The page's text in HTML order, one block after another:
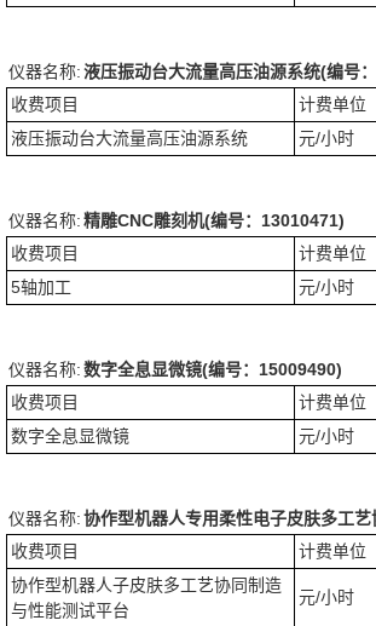
仪器名称:液压振动台大流量高压油源系统(编号
收费项目
计费单位
液压振动台大流量高压油源系统
元/小时
仪器名称:精雕CNC雕刻机(编号：13010471)
收费项目
计费单位
5轴加工
元/小时
仪器名称:数字全息显微镜(编号：15009490)
收费项目
计费单位
数字全息显微镜
元/小时
仪器名称:协作型机器人专用柔性电子皮肤多工
收费项目
计费单位
协作型机器人子皮肤多工艺协同制造
与性能测试平台
元/小时